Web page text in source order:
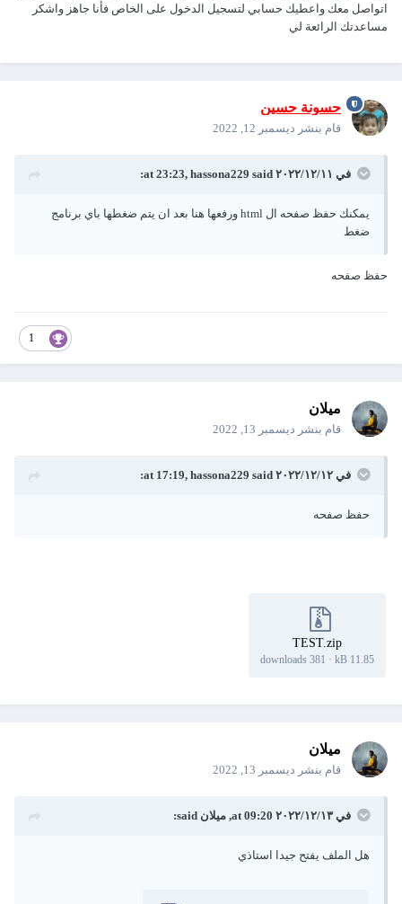
اتواصل معك واعطيك حسابي لتسجيل الدخول على الخاص فأنا جاهز واشكر
مساعدتك الرائعة لي
حسونة حسين
قام بنشر ديسمبر 12, 2022
في ١١‏/١٢‏/٢٠٢٢ at 23:23, hassona229said:
يمكنك حفظ صفحه ال html ورفعها هنا بعد ان يتم ضغطها باي برنامج
ضغط
حفظ صفحه
ميلان
قام بنشر ديسمبر 13, 2022
في ١٢‏/١٢‏/٢٠٢٢ at 17:19, hassona229said:
حفظ صفحه
TEST.zip
11.85 kB
·
381 downloads
ميلان
قام بنشر ديسمبر 13, 2022
في ١٣‏/١٢‏/٢٠٢٢ at 09:20, ميلانsaid:
هل الملف يفتح جيدا استاذي